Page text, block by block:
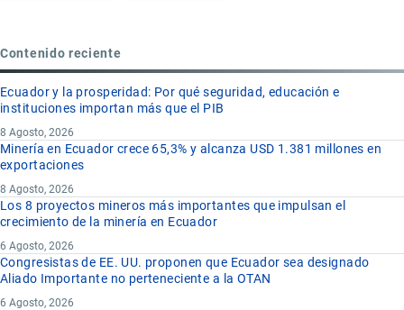
Contenido reciente
Ecuador y la prosperidad: Por qué seguridad, educación e
instituciones importan más que el PIB
8 Agosto, 2026
Minería en Ecuador crece 65,3% y alcanza USD 1.381 millones en
exportaciones
8 Agosto, 2026
Los 8 proyectos mineros más importantes que impulsan el
crecimiento de la minería en Ecuador
6 Agosto, 2026
Congresistas de EE. UU. proponen que Ecuador sea designado
Aliado Importante no perteneciente a la OTAN
6 Agosto, 2026